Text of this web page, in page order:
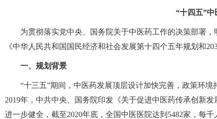
“十四五”
为贯彻落实党中央、国务院关于中医药工作的决策部署
《中华人民共和国国民经济和社会发展第十四个五年规划和
一、规划背景
“十三五”期间，中医药发展顶层设计加快完善，政策环
2019年，中共中央、国务院印发《关于促进中医药传承创新
进一步健全，截至2020年底，全国中医医院达到5482家，每